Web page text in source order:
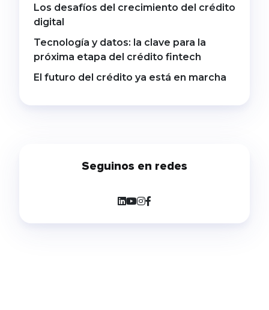
Los desafíos del crecimiento del crédito
digital
Tecnología y datos: la clave para la
próxima etapa del crédito fintech
El futuro del crédito ya está en marcha
Seguinos en redes